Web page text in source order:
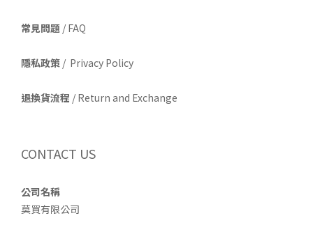
常見問題 / FAQ
隱私政策 / Privacy Policy
退換貨流程 / Return and Exchange
CONTACT US
公司名稱
莫買有限公司